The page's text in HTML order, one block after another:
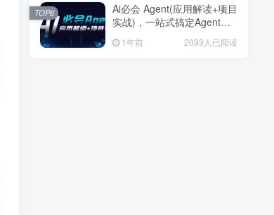
Ai必会 Agent(应用解读+项目
实战)，一站式搞定Agent应
1年前 2093人已阅读
TOP6